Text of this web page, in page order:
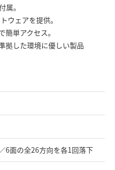
属。
ウェアを提供。
簡単アクセス。
拠した環境に優しい製品
6面の全26方向を各1回落下